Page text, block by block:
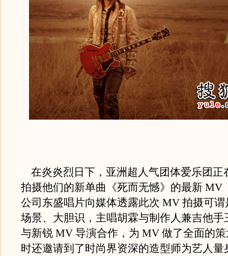
在炎炎烈日下，亚洲超人气团体爱乐团正
拍摄他们的新单曲《死而无憾》的最新 MV
公司东盛唱片向媒体透露此次 MV 拍摄可
场景、大胆识，主唱胡霖与制作人兼吉他手
与新锐 MV 导演合作，为 MV 做了全面的
时还邀请到了时尚界资深的造型师为艺人量